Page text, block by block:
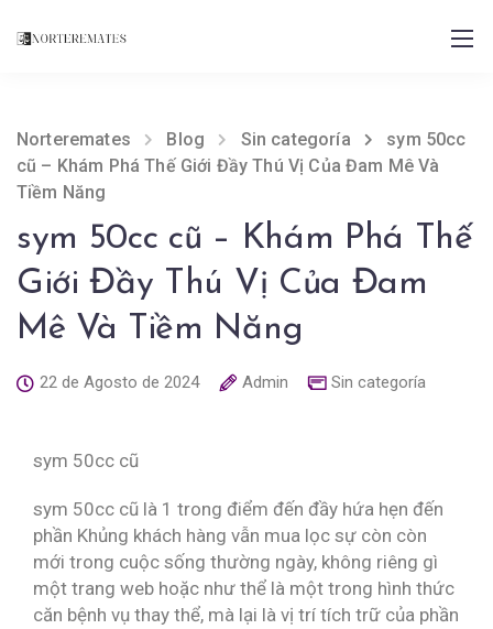
Norteremates Blog Sin categoría
sym 50cc
cũ – Khám Phá Thế Giới Đầy Thú Vị Của Đam Mê Và
Tiềm Năng
sym 50cc cũ – Khám Phá Thế
Giới Đầy Thú Vị Của Đam
Mê Và Tiềm Năng
22 de Agosto de 2024 Admin Sin categoría
sym 50cc cũ
sym 50cc cũ là 1 trong điểm đến đầy hứa hẹn đến
phần Khủng khách hàng vẫn mua lọc sự còn còn
mới trong cuộc sống thường ngày, không riêng gì
một trang web hoặc như thể là một trong hình thức
căn bệnh vụ thay thể, mà lại là vị trí tích trữ của phần